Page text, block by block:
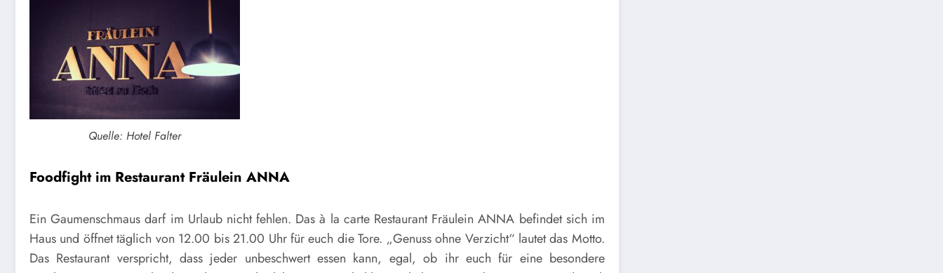
Quelle: Hotel Falter
Foodfight im Restaurant Fräulein ANNA
Ein Gaumenschmaus darf im Urlaub nicht fehlen. Das à la carte Restaurant Fräulein ANNA befindet sich im
Haus und öffnet täglich von 12.00 bis 21.00 Uhr für euch die Tore. „Genuss ohne Verzicht“ lautet das Motto.
Das Restaurant verspricht, dass jeder unbeschwert essen kann, egal, ob ihr euch für eine besondere